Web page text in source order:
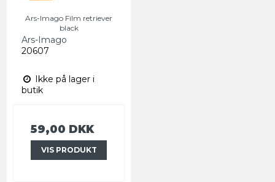
Ars-Imago Film retriever
black
Ars-Imago
20607
Ikke på lager i
butik
59,00 DKK
VIS PRODUKT